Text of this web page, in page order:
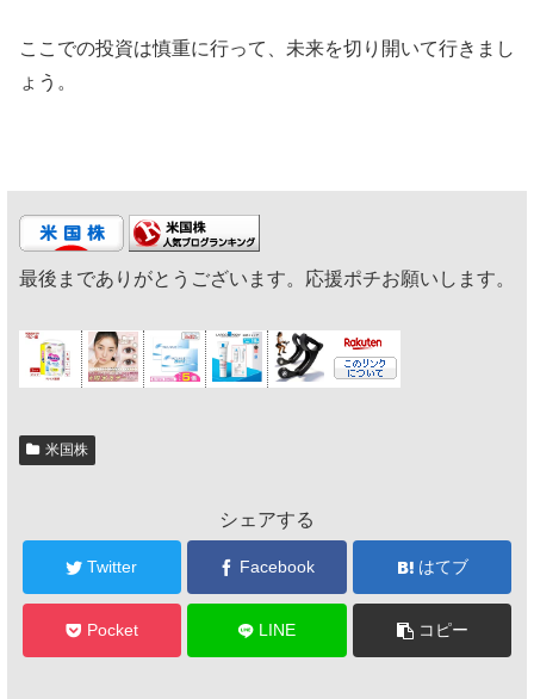
ここでの投資は慎重に行って、未来を切り開いて行きまし
ょう。
最後までありがとうございます。応援ポチお願いします。
米国株
シェアする
Twitter Facebook はてブ
Pocket LINE コピー